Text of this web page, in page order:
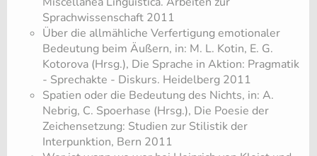
Sprachwissenschaft 2011
Über die allmähliche Verfertigung emotionaler
Bedeutung beim Äußern, in: M. L. Kotin, E. G.
Kotorova (Hrsg.), Die Sprache in Aktion: Pragmatik
- Sprechakte - Diskurs. Heidelberg 2011
Spatien oder die Bedeutung des Nichts, in: A.
Nebrig, C. Spoerhase (Hrsg.), Die Poesie der
Zeichensetzung: Studien zur Stilistik der
Interpunktion, Bern 2011